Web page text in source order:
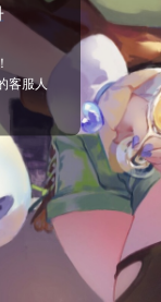
客服人